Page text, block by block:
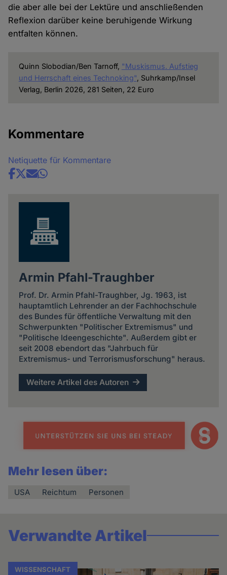
die aber alle bei der Lektüre und anschließenden
Reflexion darüber keine beruhigende Wirkung
entfalten können.
Quinn Slobodian/Ben Tarnoff, "Muskismus. Aufstieg
und Herrschaft eines Technoking", Suhrkamp/Insel
Verlag, Berlin 2026, 281 Seiten, 22 Euro
Kommentare
Netiquette für Kommentare
Share
Armin Pfahl-Traughber
Prof. Dr. Armin Pfahl-Traughber, Jg. 1963, ist
hauptamtlich Lehrender an der Fachhochschule
des Bundes für öffentliche Verwaltung mit den
Schwerpunkten "Politischer Extremismus" und
"Politische Ideengeschichte". Außerdem gibt er
seit 2008 ebendort das "Jahrbuch für
Extremismus- und Terrorismusforschung" heraus.
Weitere Artikel des Autoren
Mehr lesen über:
USA Reichtum Personen
Verwandte Artikel
WISSENSCHAFT